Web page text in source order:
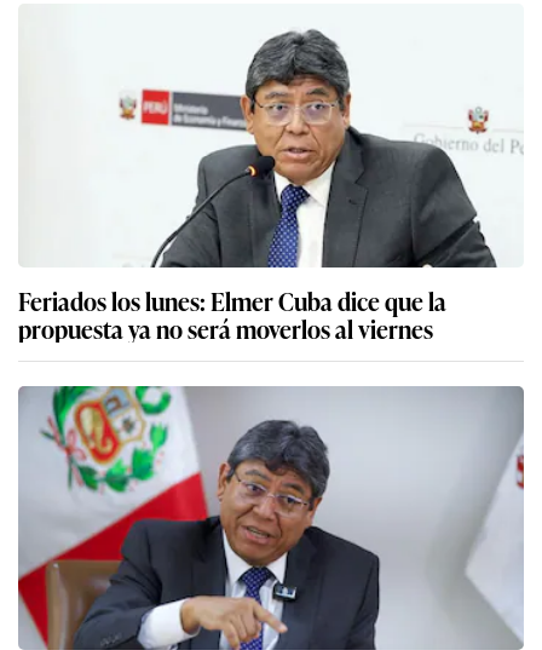
Feriados los lunes: Elmer Cuba dice que la
propuesta ya no será moverlos al viernes